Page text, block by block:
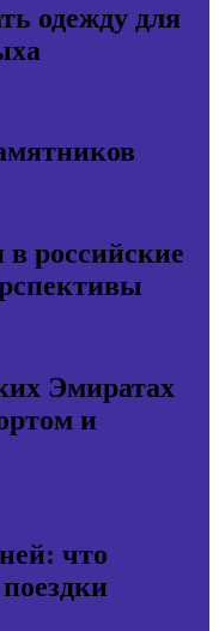
одежду для
российские
Эмиратах
и
что